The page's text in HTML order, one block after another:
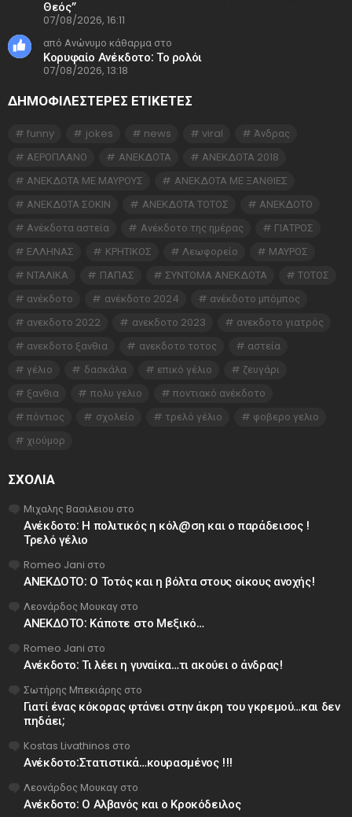
Θεός”
07/08/2026, 16:11
από Ανώνυμο κάθαρμα στο
Κορυφαίο Ανέκδοτο: Το ρολόι
07/08/2026, 13:18
ΔΗΜΟΦΙΛΕΣΤΕΡΕΣ ΕΤΙΚΈΤΕΣ
funny jokes news viral
Άνδρας
ΑΕΡΟΠΛΑΝΟ
ΑΝΕΚΔΟΤΑ
ΑΝΕΚΔΟΤΑ 2018
ΑΝΕΚΔΟΤΑ ΜΕ ΜΑΥΡΟΥΣ
ΑΝΕΚΔΟΤΑ ΜΕ ΞΑΝΘΙΕΣ
ΑΝΕΚΔΟΤΑ ΣΟΚΙΝ
ΑΝΕΚΔΟΤΑ ΤΟΤΟΣ
ΑΝΕΚΔΟΤΟ
Ανέκδοτα αστεία
Ανέκδοτο της ημέρας
ΓΙΑΤΡΟΣ
ΕΛΛΗΝΑΣ
ΚΡΗΤΙΚΟΣ Λεωφορείο
ΜΑΥΡΟΣ
ΝΤΑΛΙΚΑ
ΠΑΠΑΣ ΣΥΝΤΟΜΑ ΑΝΕΚΔΟΤΑ
ΤΟΤΟΣ
ανέκδοτο
ανέκδοτο 2024
ανέκδοτο μπόμπος
ανεκδοτο 2022
ανεκδοτο 2023
ανεκδοτο γιατρός
ανεκδοτο ξανθια
ανεκδοτο τοτος
αστεία
γέλιο
δασκάλα επικό γέλιο
ζευγάρι
ξανθια
πολυ γελιο
ποντιακό ανέκδοτο
πόντιος
σχολείο τρελό γέλιο
φοβερο γελιο
χιούμορ
ΣΧΌΛΙΑ
Μιχαλης Βασιλειου στο
Ανέκδοτο: Η πολιτικός η κόλ@ση και ο παράδεισος !
Τρελό γέλιο
Romeo Jani στο
ΑΝΕΚΔΟΤΟ: Ο Τοτός και η βόλτα στους οίκους ανοχής!
Λεονάρδος Μουκαγ στο
ΑΝΕΚΔΟΤΟ: Κάποτε στο Μεξικό…
Romeo Jani στο
Ανέκδοτο: Τι λέει η γυναίκα…τι ακούει ο άνδρας!
Σωτήρης Μπεκιάρης στο
Γιατί ένας κόκορας φτάνει στην άκρη του γκρεμού…και δεν
πηδάει;
Kostas Livathinos στο
Ανέκδοτο:Στατιστικά…κουρασμένος !!!
Λεονάρδος Μουκαγ στο
Ανέκδοτο: Ο Αλβανός και ο Κροκόδειλος